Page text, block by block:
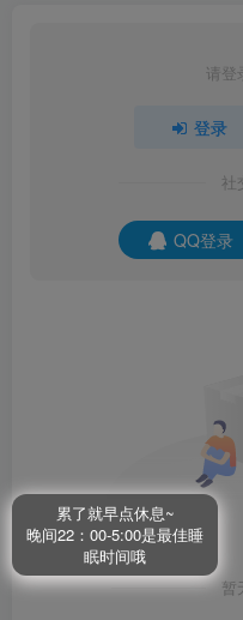
请登
登录
社
QQ登录
暂
累了就早点休息~
晚间22：00-5:00是最佳睡
眠时间哦